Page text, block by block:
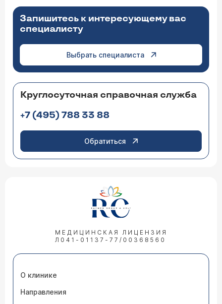
Запишитесь к интересующему вас
специалисту
Выбрать специалиста
Круглосуточная справочная служба
+7 (495) 788 33 88
Обратиться
МЕДИЦИНСКАЯ ЛИЦЕНЗИЯ
Л041-01137-77/00368560
О клинике
Направления